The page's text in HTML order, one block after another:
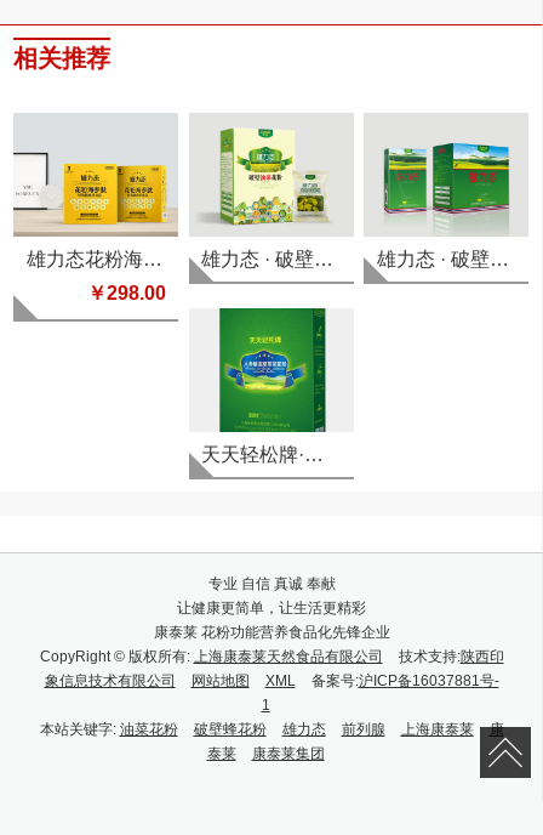
相关推荐
雄力态花粉海参肽
￥298.00
雄力态 · 破壁油菜花粉 雄力态 · 破壁油菜花粉（咖啡味）
天天轻松牌·人参蛹虫草茶花花粉
专业 自信 真诚 奉献
让健康更简单，让生活更精彩
康泰莱 花粉功能营养食品化先锋企业
CopyRight © 版权所有: 上海康泰莱天然食品有限公司 技术支持:陕西印
象信息技术有限公司
网站地图 XML 备案号:沪ICP备16037881号-
1
本站关键字: 油菜花粉 破壁蜂花粉 雄力态 前列腺 上海康泰莱
康
泰莱
康泰莱集团